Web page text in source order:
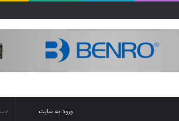
تغییر ورود به سایت